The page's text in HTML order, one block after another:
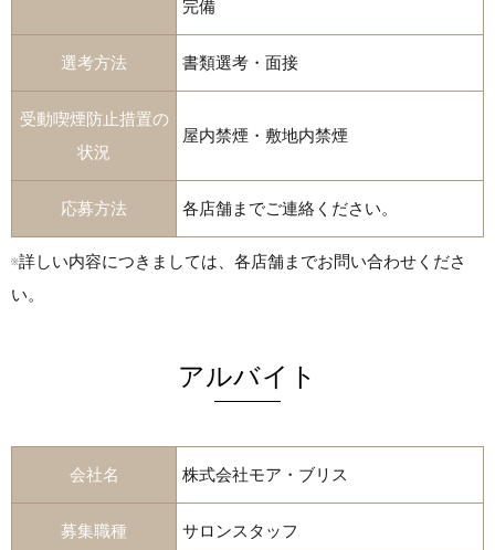
完備
選考方法 書類選考・面接
受動喫煙防止措置の
状況
屋内禁煙・敷地内禁煙
応募方法 各店舗までご連絡ください。
※詳しい内容につきましては、各店舗までお問い合わせくださ
い。
アルバイト
会社名 株式会社モア・ブリス
募集職種 サロンスタッフ